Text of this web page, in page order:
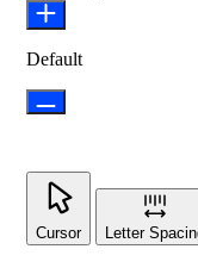
Default
Cursor Letter